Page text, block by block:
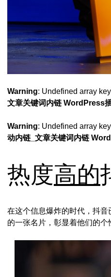
Warning: Undefined array
文章关键词内链 WordPress
Warning: Undefined array
动内链_文章关键词内链
热度高的
在这个信息爆炸的时代，抖
的一张名片，彰显着他们的